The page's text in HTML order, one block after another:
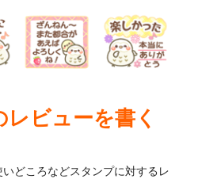
ビューを書く
どころなどスタンプに対するレ